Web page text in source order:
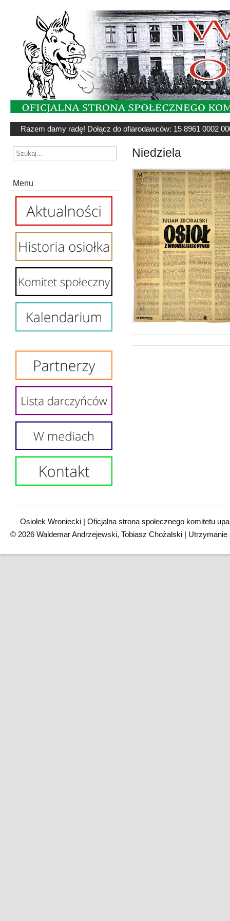
Razem damy radę! Dołącz do ofiarodawców: 15 8961 0002
Menu
Niedziela
Osiołek Wroniecki | Oficjalna strona społecznego komitetu
© 2026 Waldemar Andrzejewski, Tobiasz Chożalski |